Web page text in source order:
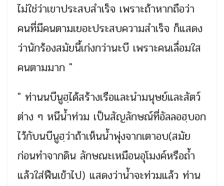
ไม่ใช่ว่าเขาประสบสำเร็จ เพราะถ้าหากถือว่า
คนที่มีคนตามเยอะประสบความสำเร็จ ก็แสดง
ว่านักร้องสมัยนี้เก่งกว่านะบี เพราะคนเลื่อมใส
คนตามมาก "
" ท่านนบีนูฮฺได้สร้างเรือและนำมนุษย์และสัตว์
ต่าง ๆ หนีน้ำท่วม เป็นสัญลักษณ์ที่อัลลอฮฺบอก
ไว้กับนบีนูฮฺว่าถ้าเห็นน้ำพุ่งจากเตาอบ(สมัย
ก่อนทำจากดิน ลักษณะเหมือนอุโมงค์หรือถ้ำ
แล้วใส่ฟืนเข้าไป) แสดงว่าน้ำจะท่วมแล้ว ท่าน